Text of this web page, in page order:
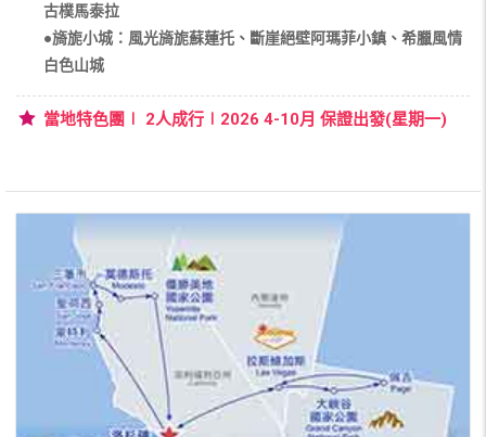
古樸馬泰拉
●旖旎小城：風光旖旎蘇蓮托、斷崖絕壁阿瑪菲小鎮、希臘風情
白色山城
當地特色團∣ 2人成行∣2026 4-10月 保證出發(星期一)